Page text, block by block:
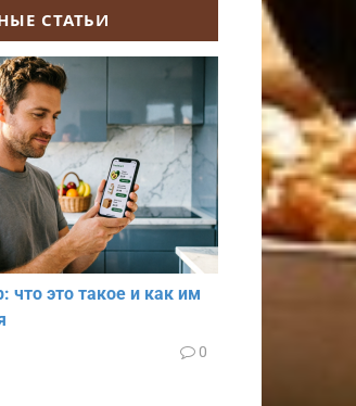
СТАТЬИ
что это такое и как им
0